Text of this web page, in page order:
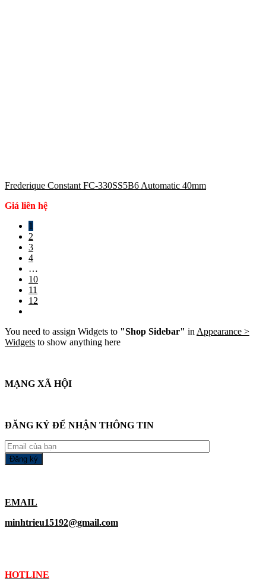
Frederique Constant FC-330SS5B6 Automatic 40mm
Giá liên hệ
1
2
3
4
…
10
11
12
You need to assign Widgets to "Shop Sidebar" in Appearance >
Widgets to show anything here
MẠNG XÃ HỘI
ĐĂNG KÝ ĐỂ NHẬN THÔNG TIN
EMAIL
minhtrieu15192@gmail.com
HOTLINE